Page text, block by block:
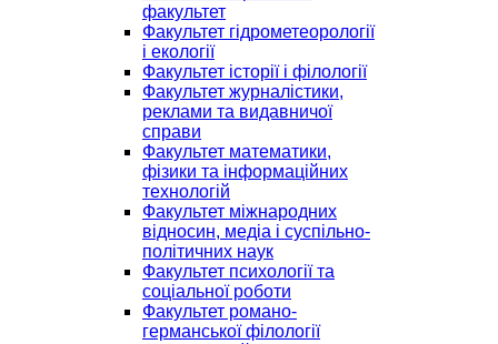
факультет
Факультет гідрометеорології
і екології
Факультет історії і філології
Факультет журналістики,
реклами та видавничої
справи
Факультет математики,
фізики та інформаційних
технологій
Факультет міжнародних
відносин, медіа і суспільно-
політичних наук
Факультет психології та
соціальної роботи
Факультет романо-
германської філології